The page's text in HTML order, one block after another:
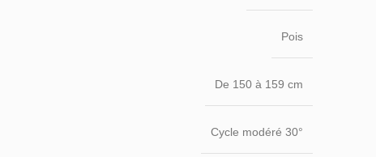
Pois
De 150 à 159 cm
Cycle modéré 30°